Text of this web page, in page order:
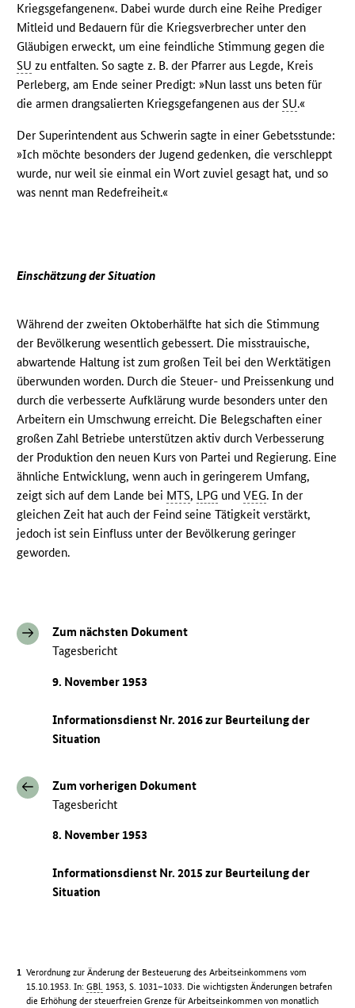
Kriegsgefangenen«. Dabei wurde durch eine Reihe Prediger
Mitleid und Bedauern für die Kriegsverbrecher unter den
Gläubigen erweckt, um eine feindliche Stimmung gegen die
SU zu entfalten. So sagte z. B. der Pfarrer aus Legde, Kreis
Perleberg, am Ende seiner Predigt: »Nun lasst uns beten für
die armen drangsalierten Kriegsgefangenen aus derSU.«
Der Superintendent aus Schwerin sagte in einer Gebetsstunde:
»Ich möchte besonders der Jugend gedenken, die verschleppt
wurde, nur weil sie einmal ein Wort zuviel gesagt hat, und so
was nennt man Redefreiheit.«
Einschätzung der Situation
Während der zweiten Oktoberhälfte hat sich die Stimmung
der Bevölkerung wesentlich gebessert. Die misstrauische,
abwartende Haltung ist zum großen Teil bei den Werktätigen
überwunden worden. Durch die Steuer- und Preissenkung und
durch die verbesserte Aufklärung wurde besonders unter den
Arbeitern ein Umschwung erreicht. Die Belegschaften einer
großen Zahl Betriebe unterstützen aktiv durch Verbesserung
der Produktion den neuen Kurs von Partei und Regierung. Eine
ähnliche Entwicklung, wenn auch in geringerem Umfang,
zeigt sich auf dem Lande bei MTS, LPG undVEG. In der
gleichen Zeit hat auch der Feind seine Tätigkeit verstärkt,
jedoch ist sein Einfluss unter der Bevölkerung geringer
geworden.
Zum nächsten Dokument
Tagesbericht
9. November 1953
Informationsdienst Nr. 2016 zur Beurteilung der
Situation
Zum vorherigen Dokument
Tagesbericht
8. November 1953
Informationsdienst Nr. 2015 zur Beurteilung der
Situation
Verordnung zur Änderung der Besteuerung des Arbeitseinkommens vom
15.10.1953. In:GBl. 1953, S. 1031–1033. Die wichtigsten Änderungen betrafen
die Erhöhung der steuerfreien Grenze für Arbeitseinkommen von monatlich